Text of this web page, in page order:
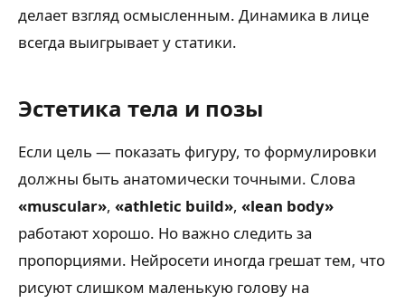
делает взгляд осмысленным. Динамика в лице
всегда выигрывает у статики.
Эстетика тела и позы
Если цель — показать фигуру, то формулировки
должны быть анатомически точными. Слова
«muscular», «athletic build», «lean body»
работают хорошо. Но важно следить за
пропорциями. Нейросети иногда грешат тем, что
рисуют слишком маленькую голову на